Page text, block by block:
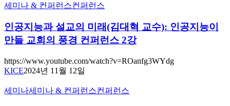
세미나 & 컨퍼런스컨퍼런스
인공지능과 설교의 미래(김대혁 교수): 인공지능이
만들 교회의 풍경 컨퍼런스 2강
https://www.youtube.com/watch?v=ROanfg3WYdg
KICE2024년 11월 12일
기
세미나세미나 & 컨퍼런스컨퍼런스